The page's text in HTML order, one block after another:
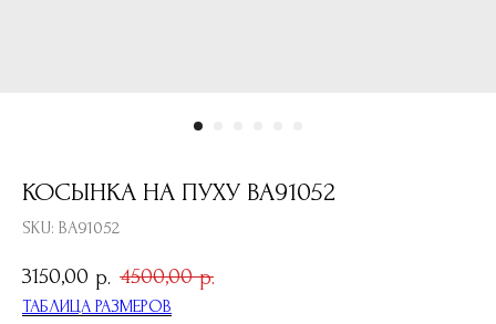
КОСЫНКА НА ПУХУ BA91052
SKU: BA91052
3150,00 р. 4500,00 р.
ТАБЛИЦА РАЗМЕРОВ